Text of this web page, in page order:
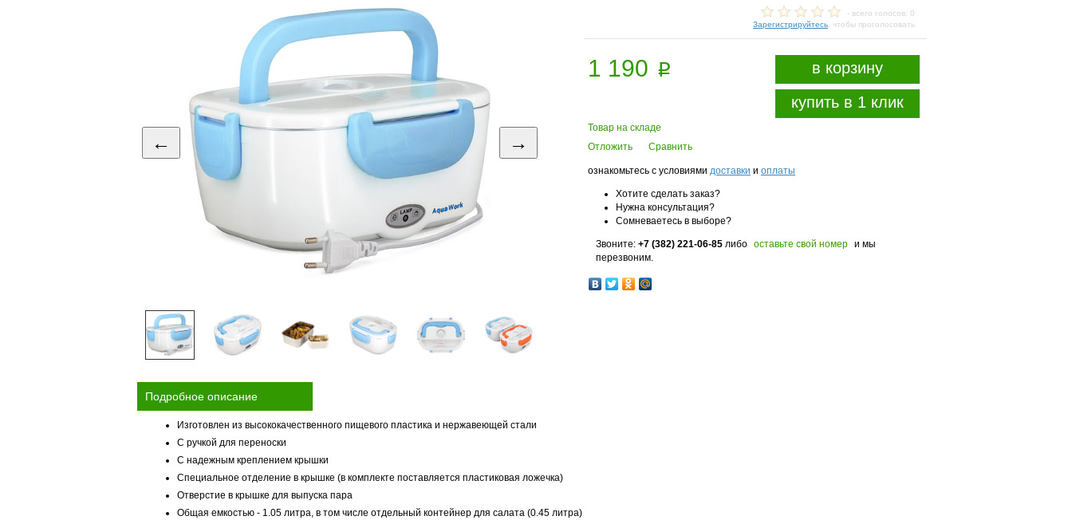
← →
- всего голосов: 0
Зарегистрируйтесь , чтобы проголосовать
1 190 p
в корзину
купить в 1 клик
Товар на складе
Отложить
Сравнить
ознакомьтесь с условиями доставки и оплаты
Хотите сделать заказ?
Нужна консультация?
Сомневаетесь в выборе?
Звоните: +7 (382) 221-06-85 либо оставьте свой номер и мы
перезвоним.
Подробное описание
Изготовлен из высококачественного пищевого пластика и нержавеющей стали
С ручкой для переноски
С надежным креплением крышки
Специальное отделение в крышке (в комплекте поставляется пластиковая ложечка)
Отверстие в крышке для выпуска пара
Общая емкостью - 1.05 литра, в том числе отдельный контейнер для салата (0.45 литра)